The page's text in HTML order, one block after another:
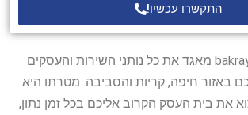
התקשרו עכשיו!
אתר עסקים bakrayot מאגד את כל נותני השירות והעסקים
באזור חיפה, קריות והסביבה. מטרתו היא
את בית העסק הקרוב אליכם בכל זמן נתון,